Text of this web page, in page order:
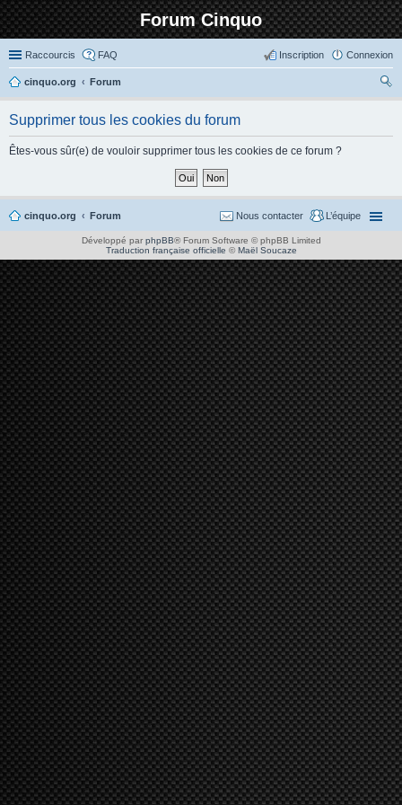
Forum Cinquo
Raccourcis FAQ Connexion
Inscription
cinquo.org
Forum
Supprimer tous les cookies du forum
Êtes-vous sûr(e) de vouloir supprimer tous les cookies de ce forum ?
cinquo.org Forum L’équipe
Nous contacter
Développé par phpBB® Forum Software © phpBB Limited
Traduction française officielle ©Maël Soucaze